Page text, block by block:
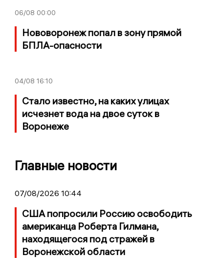
06/08 00:00
Нововоронеж попал в зону прямой
БПЛА-опасности
04/08 16:10
Стало известно, на каких улицах
исчезнет вода на двое суток в
Воронеже
Главные новости
07/08/2026 10:44
США попросили Россию освободить
американца Роберта Гилмана,
находящегося под стражей в
Воронежской области